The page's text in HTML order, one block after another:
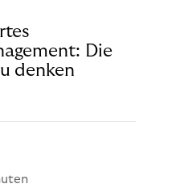
Die
denken